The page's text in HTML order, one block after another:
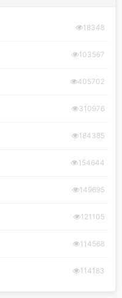
18348
103567
405702
310976
184385
154644
149695
121105
114568
114183